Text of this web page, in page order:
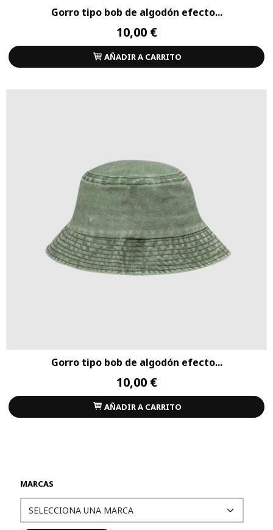
MARCAS
Gorro tipo bob de algodón efecto...
10,00 €
AÑADIR A CARRITO
Gorro tipo bob de algodón efecto...
10,00 €
AÑADIR A CARRITO